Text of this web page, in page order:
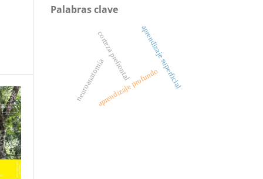
Palabras clave
neuroanatomíaaprendizaje profundoaprendizaje superficial
corteza prefrontal